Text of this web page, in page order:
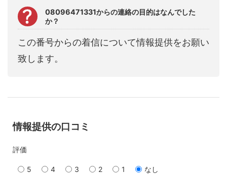
08096471331からの連絡の目的はなんでした
か？
この番号からの着信について情報提供をお願い
致します。
情報提供の口コミ
評価
5 4 3 2 1 なし